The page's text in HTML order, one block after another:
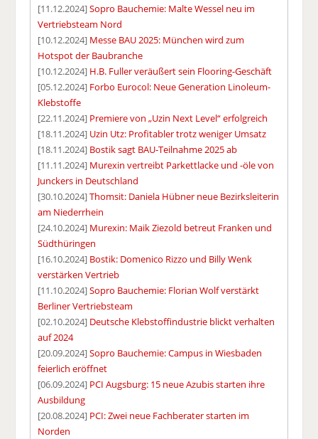
[11.12.2024]Sopro Bauchemie: Malte Wessel neu im
Vertriebsteam Nord
[10.12.2024] Messe BAU 2025: München wird zum
Hotspot der Baubranche
[10.12.2024] H.B. Fuller veräußert sein Flooring-Geschäft
[05.12.2024] Forbo Eurocol: Neue Generation Linoleum-
Klebstoffe
[22.11.2024] Premiere von „Uzin Next Level“ erfolgreich
[18.11.2024] Uzin Utz: Profitabler trotz weniger Umsatz
[18.11.2024] Bostik sagt BAU-Teilnahme 2025 ab
[11.11.2024] Murexin vertreibt Parkettlacke und -öle von
Junckers in Deutschland
[30.10.2024]Thomsit: Daniela Hübner neue Bezirksleiterin
am Niederrhein
[24.10.2024] Murexin: Maik Ziezold betreut Franken und
Südthüringen
[16.10.2024] Bostik: Domenico Rizzo und Billy Wenk
verstärken Vertrieb
[11.10.2024]Sopro Bauchemie: Florian Wolf verstärkt
Berliner Vertriebsteam
[02.10.2024] Deutsche Klebstoffindustrie blickt verhalten
auf 2024
[20.09.2024]Sopro Bauchemie: Campus in Wiesbaden
feierlich eröffnet
[06.09.2024] PCI Augsburg: 15 neue Azubis starten ihre
Ausbildung
[20.08.2024] PCI: Zwei neue Fachberater starten im
Norden